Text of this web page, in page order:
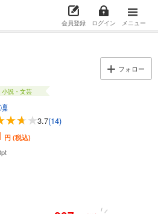
会員登録 ログイン メニュー
フォロー
小説・文芸
3.7(14)
円 (税込)
pt